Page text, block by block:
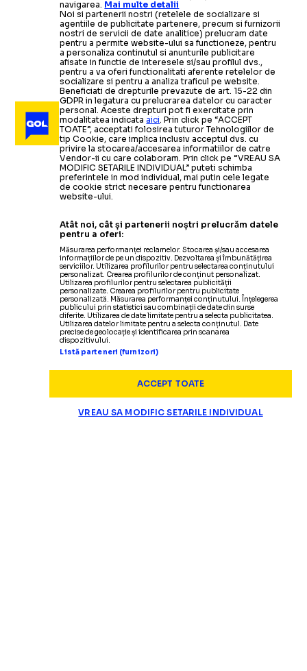
navigarea. Mai multe detalii
Noi si partenerii nostri (retelele de socializare si
agentiile de publicitate partenere, precum si furnizorii
nostri de servicii de date analitice) prelucram date
pentru a permite website-ului sa functioneze, pentru
a personaliza continutul si anunturile publicitare
afisate in functie de interesele si/sau profilul dvs.,
pentru a va oferi functionalitati aferente retelelor de
socializare si pentru a analiza traficul pe website.
Beneficiati de drepturile prevazute de art. 15-22 din
GDPR in legatura cu prelucrarea datelor cu caracter
personal. Aceste drepturi pot fi exercitate prin
modalitatea indicataaici. Prin click pe “ACCEPT
TOATE”, acceptati folosirea tuturor Tehnologiilor de
tip Cookie, care implica inclusiv acceptul dvs. cu
privire la stocarea/accesarea informatiilor de catre
Vendor-ii cu care colaboram. Prin click pe “VREAU SA
MODIFIC SETARILE INDIVIDUAL” puteti schimba
preferintele in mod individual, mai putin cele legate
de cookie strict necesare pentru functionarea
website-ului.
Atât noi, cât și partenerii noștri prelucrăm datele
pentru a oferi:
Măsurarea performanței reclamelor. Stocarea și/sau accesarea
informațiilor de pe un dispozitiv. Dezvoltarea și îmbunătățirea
serviciilor. Utilizarea profilurilor pentru selectarea conținutului
personalizat. Crearea profilurilor de conținut personalizat.
Utilizarea profilurilor pentru selectarea publicității
personalizate. Crearea profilurilor pentru publicitate
personalizată. Măsurarea performanței conținutului. Înțelegerea
publicului prin statistici sau combinații de date din surse
diferite. Utilizarea de date limitate pentru a selecta publicitatea.
Utilizarea datelor limitate pentru a selecta conținutul. Date
precise de geolocație și identificarea prin scanarea
dispozitivului.
Listă parteneri (furnizori)
ACCEPT TOATE
VREAU SA MODIFIC SETARILE INDIVIDUAL